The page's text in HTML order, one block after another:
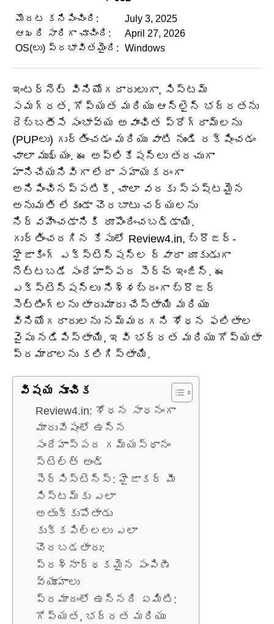
మొదట కనిపించింది:
July 3, 2025
ఆఖరి సారిగా చూచింది:
April 27, 2026
OS(లు) ప్రభావితమైంది:
Windows
ఇంటర్నెట్ వినియోగదారులుగా, సిస్టమ్
సమగ్రత, గోప్యత మరియు ఆన్‌లైన్ భద్రతను
దెబ్బతీసే సంభావ్య అవాంఛిత ప్రోగ్రామ్‌లను
(PUPలు) గుర్తించడం మరియు వాటి నుండి రక్షించడం
చాలా ముఖ్యం. ఈ అప్లికేషన్‌లు తరచుగా
హానిచేయనివిగా లేదా సహాయకరంగా
అనిపించినప్పటికీ, చాలా వరకు స్పష్టమైన
అనుమతి లేకుండా చొరబాటు చర్యలను
నిర్వహించడానికి రూపొందించబడ్డాయి.
గుర్తించదగిన కేసులో Review4.in, బ్రౌజర్-
హైజాకింగ్ ఎక్స్‌టెన్షన్‌ల ద్వారా దూకుడుగా
నెట్టబడే సందేహాస్పద సెర్చ్ ఇంజిన్. ఈ
ఎక్స్‌టెన్షన్‌లు నిశ్శబ్దంగా బ్రౌజర్
సెట్టింగ్‌లను తారుమారు చేస్తాయి మరియు
వినియోగదారులను నమ్మదగని శోధన ఫలితాల
వైపు నడిపిస్తాయి, ఇవి భద్రత మరియు గోప్యతా
ప్రమాదాలను కలిగిస్తాయి.
విషయ సూచిక
Review4.in: శోధన సాధనంగా
మారువేషంలో ఉన్న
సందేహాస్పద గమ్యస్థానం
స్టెల్త్ అండ్
పెర్సిస్టెన్స్: హైజాకర్ మీ
సిస్టమ్‌కు ఎలా
అతుక్కుపోతాడు
కుక్కపిల్లలు ఎలా
చొరబడతారు:
ప్రశ్నార్థకమైన పంపిణీ
వ్యూహాలు
ప్రమాదంలో ఉన్నది ఏమిటి:
గోప్యత, భద్రత మరియు